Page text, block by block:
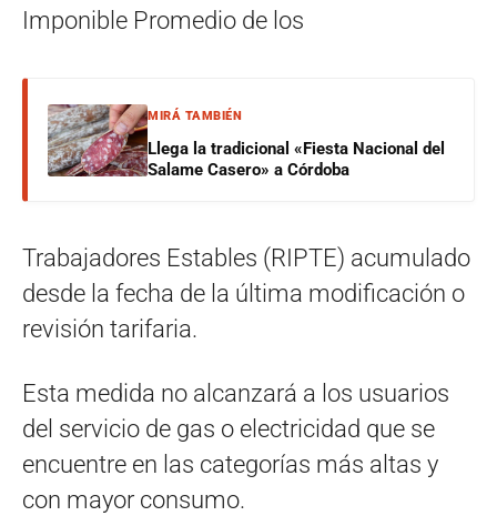
Imponible Promedio de los
MIRÁ TAMBIÉN
Llega la tradicional «Fiesta Nacional del
Salame Casero» a Córdoba
Trabajadores Estables (RIPTE) acumulado
desde la fecha de la última modificación o
revisión tarifaria.
Esta medida no alcanzará a los usuarios
del servicio de gas o electricidad que se
encuentre en las categorías más altas y
con mayor consumo.